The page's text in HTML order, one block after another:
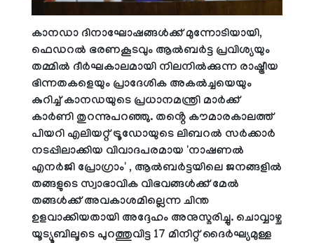
കാനഡാ ദിനാഘോഷങ്ങൾക്ക് മുന്നോടിയായി,
ഫെഡറൽ ഭരണകൂടവും ആൽബർട്ട പ്രവിശ്യയും
തമ്മിൽ ദീർഘകാലമായി നിലനിൽക്കുന്ന രാഷ്ട്രീയ
ഭിന്നതകളെയും പ്രാദേശിക അകൽച്ചയെയും
കുറിച്ച് കാനഡയുടെ പ്രധാനമന്ത്രി മാർക്ക്
കാർണി തുറന്നുപറഞ്ഞു. തൻ്റെ കൗമാരകാലത്ത്
പിയറി എലിയറ്റ് ട്രൂഡോയുടെ ലിബറൽ സർക്കാർ
നടപ്പിലാക്കിയ വിവാദപരമായ 'നാഷണൽ
എനർജി പ്രോഗ്രാം' , ആൽബർട്ടയിലെ ജനങ്ങളിൽ
തങ്ങളുടെ സ്വാഭാവിക വിഭവങ്ങൾക്ക് മേൽ
തങ്ങൾക്ക് അവകാശമില്ലെന്ന ചിന്ത
ഉളവാക്കിയതായി അദ്ദേഹം അനുസ്മരിച്ചു. ചൊവ്വാഴ്ച
യൂട്യൂബിലൂടെ പുറത്തുവിട്ട 17 മിനിറ്റ് ദൈർഘ്യമുള്ള